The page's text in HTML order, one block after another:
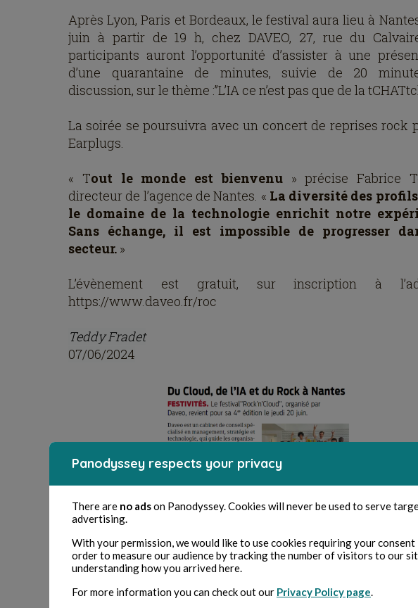
Après Lyon, Paris et Bordeaux, le festival aura lieu à
juin à partir de 19 h, chez DAVEO, 27, rue du
participants auront l’opportunité d’assister à une
d’une quarantaine de minutes, suivie de 20
discussion, sur le thème :’’L’IA ce n’est pas que de la
La soirée se poursuivra avec un concert de reprises rock
Earplugs.
« Tout le monde est bienvenu » précise Fabrice
directeur de l’agence de Nantes. « La diversité des
le domaine de la technologie enrichit notre
Sans échange, il est impossible de progresser
secteur. »
L’évènement est gratuit, sur inscription à
https://www.daveo.fr/roc
Teddy Fradet
07/06/2024
Panodyssey respects your privacy
There are no adson Panodyssey. Cookies will never be used to serve
advertising.
With your permission, we would like to use cookies requiring your consent
order to measure our audience by tracking the number of visitors to our
understanding how you arrived here.
For more information you can check out our Privacy Policy page.